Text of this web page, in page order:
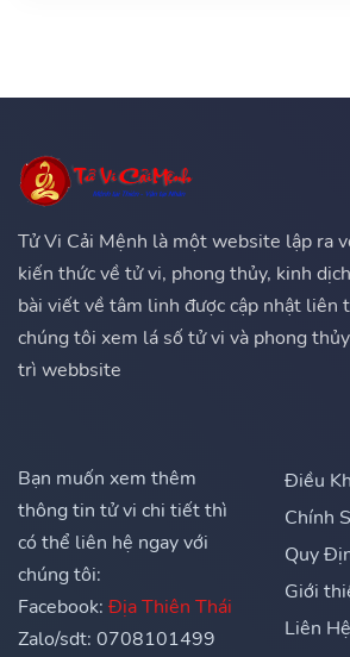
Tử Vi Cải Mệnh là một website lập ra
kiến thức về tử vi, phong thủy, kinh
bài viết về tâm linh được cập nhật liên
chúng tôi xem lá số tử vi và phong
trì webbsite
Bạn muốn xem thêm
thông tin tử vi chi tiết thì
có thể liên hệ ngay với
chúng tôi:
Facebook: Địa Thiên Thái
Zalo/sdt: 0708101499
Điều
Chính
Quy
Giới
Liên Hệ